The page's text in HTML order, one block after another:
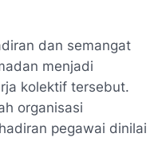
dan semangat
menjadi
kolektif tersebut.
organisasi
pegawai dinilai